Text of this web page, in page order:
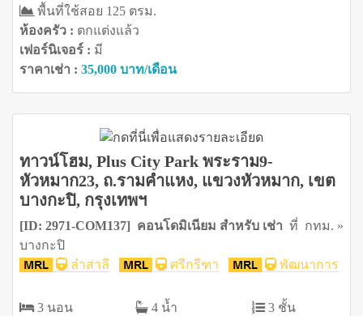
พื้นที่ใช้สอย 125 ตรม.
ห้องครัว : ตกแต่งแล้ว
เฟอร์นิเจอร์ : มี
ราคาเช่า : 35,000 บาท/เดือน
ทาวน์โฮม, Plus City Park พระราม9-
หัวหมาก23, ถ.รามคำแหง, แขวงหัวหมาก, เขต
บางกะปิ, กรุงเทพฯ
[ID: 2971-COM137] คอนโดมิเนียม สำหรับ เช่า ที่ กทม. »
บางกะปิ
ลำสาลี
ศรีกรีฑา พัฒนาการ
3 นอน 4 น้ำ
3 ชั้น